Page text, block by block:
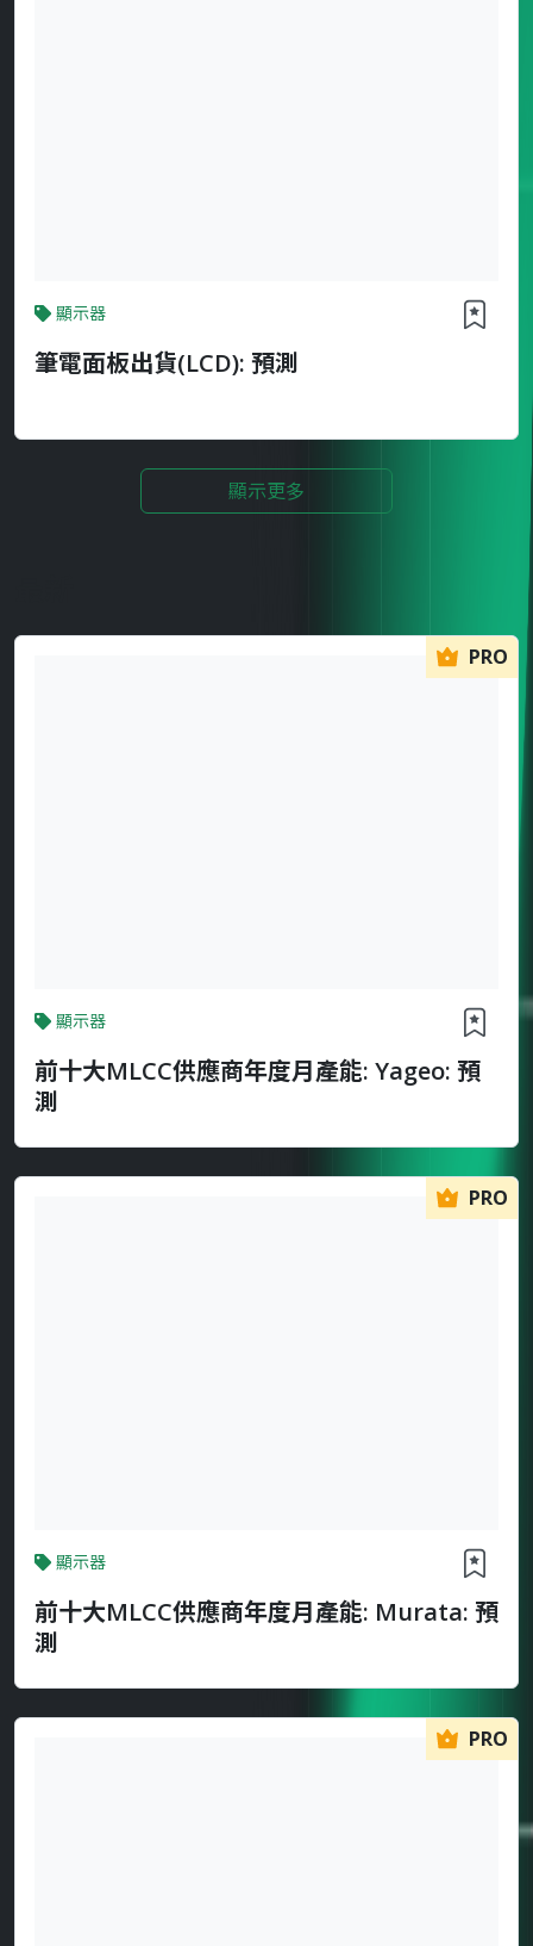
顯示器
筆電面板出貨(LCD): 預測
顯示更多
PRO
顯示器
前十大MLCC供應商年度月產能: Yageo: 預
測
PRO
顯示器
前十大MLCC供應商年度月產能: Murata: 預
測
PRO